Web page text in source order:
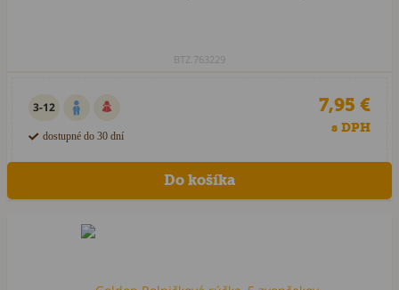
BTZ.763229
3-12
dostupné do 30 dní
7,95 €
s DPH